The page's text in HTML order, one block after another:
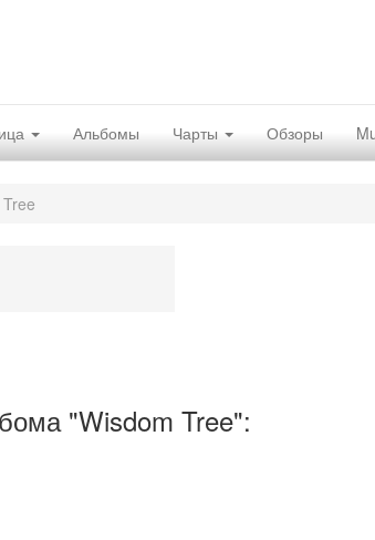
Альбомы Чарты Обзоры
"Wisdom Tree":